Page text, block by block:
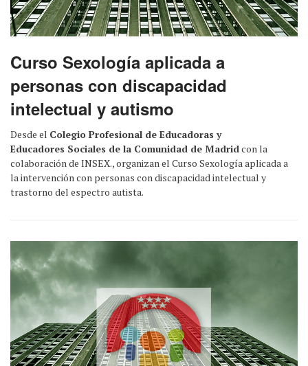
Curso Sexología aplicada a
personas con discapacidad
intelectual y autismo
Desde el Colegio Profesional de Educadoras y
Educadores Sociales de la Comunidad de Madridcon la
colaboración de INSEX., organizan el Curso Sexología aplicada a
la intervención con personas con discapacidad intelectual y
trastorno del espectro autista.